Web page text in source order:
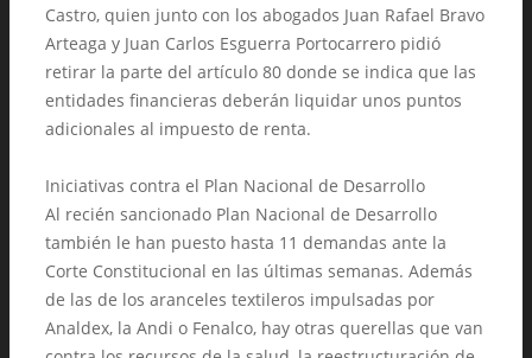
Castro, quien junto con los abogados Juan Rafael Bravo
Arteaga y Juan Carlos Esguerra Portocarrero pidió
retirar la parte del artículo 80 donde se indica que las
entidades financieras deberán liquidar unos puntos
adicionales al impuesto de renta.
Iniciativas contra el Plan Nacional de Desarrollo
Al recién sancionado Plan Nacional de Desarrollo
también le han puesto hasta 11 demandas ante la
Corte Constitucional en las últimas semanas. Además
de las de los aranceles textileros impulsadas por
Analdex, la Andi o Fenalco, hay otras querellas que van